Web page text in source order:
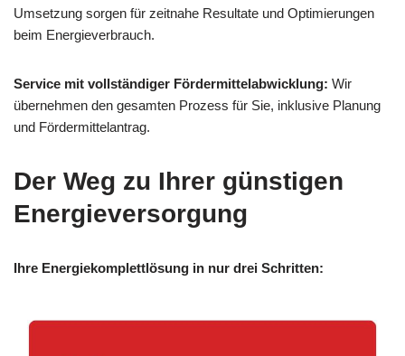
Umsetzung sorgen für zeitnahe Resultate und Optimierungen
beim Energieverbrauch.
Service mit vollständiger Fördermittelabwicklung: Wir
übernehmen den gesamten Prozess für Sie, inklusive Planung
und Fördermittelantrag.
Der Weg zu Ihrer günstigen
Energieversorgung
Ihre Energiekomplettlösung in nur drei Schritten: